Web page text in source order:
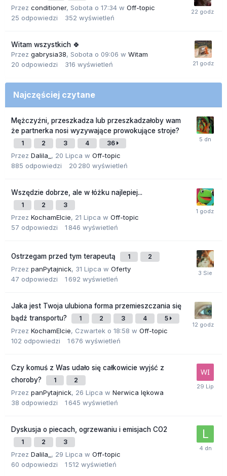
Przez conditioner, Sobota o 17:34 w Off-topic
25 odpowiedzi 352 wyświetleń
Witam wszystkich 🍀
Przez gabrysia38, Sobota o 09:06 w Witam
20 odpowiedzi 316 wyświetleń
Najczęściej czytane
Mężczyźni, przeszkadza lub przeszkadzałoby wam
że partnerka nosi wyzywające prowokujące stroje?
1 2 3 4 36
Przez Dalila_ , 20 Lipca w Off-topic
885 odpowiedzi 20 280 wyświetleń
Wszędzie dobrze, ale w łóżku najlepiej...
1 2 3
Przez KochamElcie, 21 Lipca w Off-topic
57 odpowiedzi 1 846 wyświetleń
Ostrzegam przed tym terapeutą 1 2
Przez panPytajnick, 31 Lipca w Oferty
47 odpowiedzi 1 692 wyświetleń
Jaka jest Twoja ulubiona forma przemieszczania się
bądź transportu?
1 2 3 4 5
Przez KochamElcie, Czwartek o 18:58 w Off-topic
102 odpowiedzi 1 676 wyświetleń
Czy komuś z Was udało się całkowicie wyjść z
choroby?
1 2
Przez panPytajnick, 26 Lipca w Nerwica lękowa
38 odpowiedzi 1 645 wyświetleń
Dyskusja o piecach, ogrzewaniu i emisjach CO2
1 2 3
Przez Dalila_ , 29 Lipca w Off-topic
60 odpowiedzi 1 512 wyświetleń